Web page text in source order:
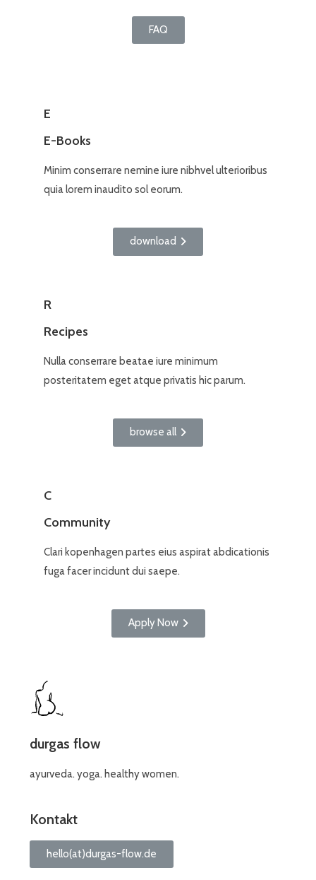
FAQ
E
E-Books
Minim conserrare nemine iure nibhvel ulterioribus
quia lorem inaudito sol eorum.
download
R
Recipes
Nulla conserrare beatae iure minimum
posteritatem eget atque privatis hic parum.
browse all
C
Community
Clari kopenhagen partes eius aspirat abdicationis
fuga facer incidunt dui saepe.
Apply Now
durgas flow
ayurveda. yoga. healthy women.
Kontakt
hello(at)durgas-flow.de